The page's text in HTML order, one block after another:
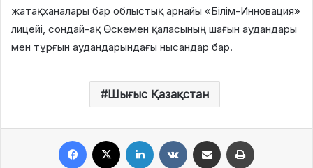
жатақханалары бар облыстық арнайы «Білім-Инновация»
лицейі, сондай-ақ Өскемен қаласының шағын аудандары
мен тұрғын аудандарындағы нысандар бар.
Шығыс Қазақстан